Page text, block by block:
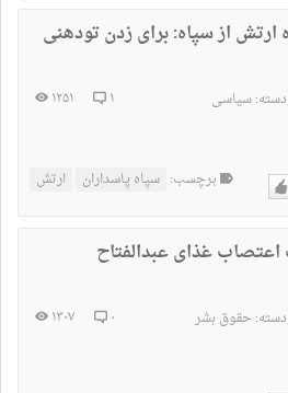
ارتش از سپاه: برای زدن تودهنی
دسته:سیاسی ۱ ۱۲۵۱
برچسب: سپاه پاسداران ارتش
غذای عبدالفتاح
دسته: حقوق بشر ۰ ۱۳۰۷